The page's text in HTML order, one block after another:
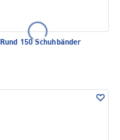
Rund 150 Schuhbänder